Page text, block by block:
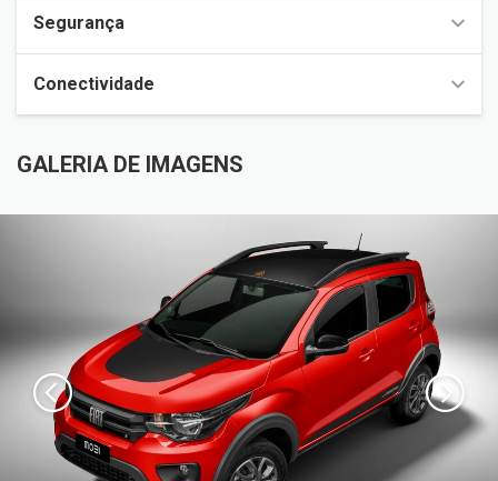
Segurança
Conectividade
GALERIA DE IMAGENS